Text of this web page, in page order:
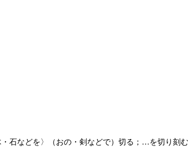
・石などを〉（おの・剣などで）切る；…を切り